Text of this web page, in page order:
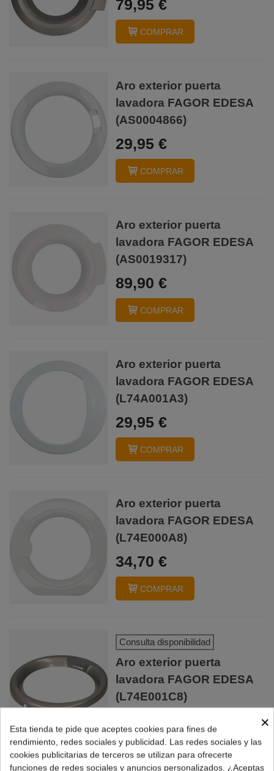
79,95 €
COMPRAR
Aro exterior puerta
lavadora FAGOR EDESA
(AS0004866)
29,95 €
COMPRAR
Aro exterior puerta
lavadora FAGOR EDESA
(AS0019317)
89,90 €
COMPRAR
Aro exterior puerta
lavadora FAGOR EDESA
(L74A001A3)
29,95 €
COMPRAR
Aro exterior puerta
lavadora FAGOR EDESA
(L74E000A8)
34,70 €
COMPRAR
Consulta disponibilidad
Aro exterior puerta
lavadora FAGOR EDESA
(L74E001C8)
×
Esta tienda te pide que aceptes cookies para fines de
rendimiento, redes sociales y publicidad. Las redes sociales y las
cookies publicitarias de terceros se utilizan para ofrecerte
funciones de redes sociales y anuncios personalizados. ¿Aceptas